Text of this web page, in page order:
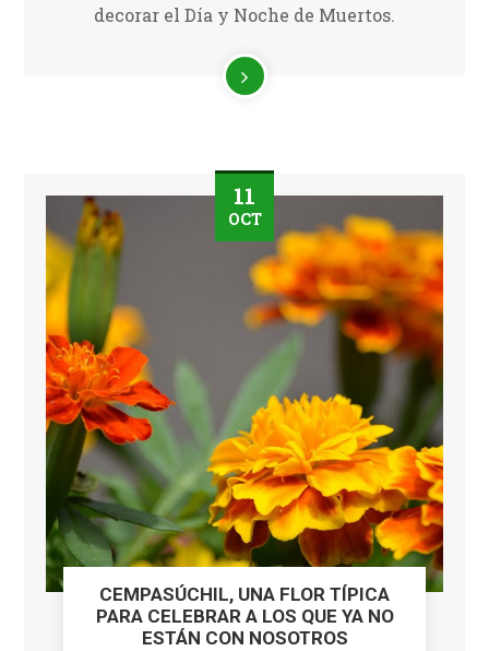
decorar el Día y Noche de Muertos.
11
OCT
CEMPASÚCHIL, UNA FLOR TÍPICA
PARA CELEBRAR A LOS QUE YA NO
ESTÁN CON NOSOTROS